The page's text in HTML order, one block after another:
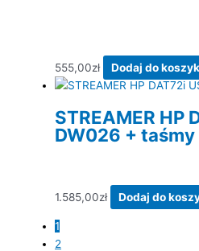
555,00zł Dodaj do
STREAMER HP
DW026 + taśmy
1.585,00zł Dodaj do
1
2